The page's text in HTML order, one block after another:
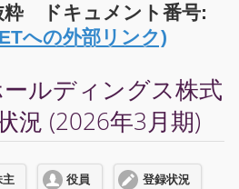
粋 ドキュメント番号:
への外部リンク)
ルディングス株式
況 (2026年3月期)
主 役員 登録状況